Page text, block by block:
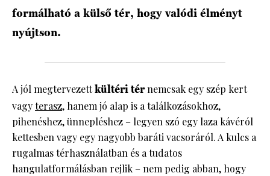
formálható a külső tér, hogy valódi élményt
nyújtson.
A jól megtervezettkültéri térnemcsak egy szép kert
vagyterasz, hanem jó alap is a találkozásokhoz,
pihenéshez, ünnepléshez – legyen szó egy laza kávéról
kettesben vagy egy nagyobb baráti vacsoráról. A kulcs a
rugalmas térhasználatban és a tudatos
hangulatformálásban rejlik – nem pedig abban, hogy